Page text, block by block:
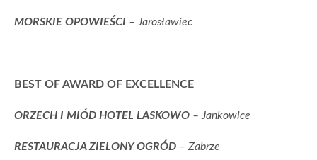
MORSKIE OPOWIEŚCI – Jarosławiec
BEST OF AWARD OF EXCELLENCE
ORZECH I MIÓD HOTEL LASKOWO – Jankowice
RESTAURACJA ZIELONY OGRÓD – Zabrze